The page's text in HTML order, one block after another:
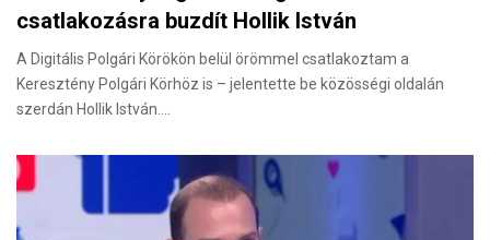
csatlakozásra buzdít Hollik István
A Digitális Polgári Körökön belül örömmel csatlakoztam a
Keresztény Polgári Körhöz is – jelentette be közösségi oldalán
szerdán Hollik István.…